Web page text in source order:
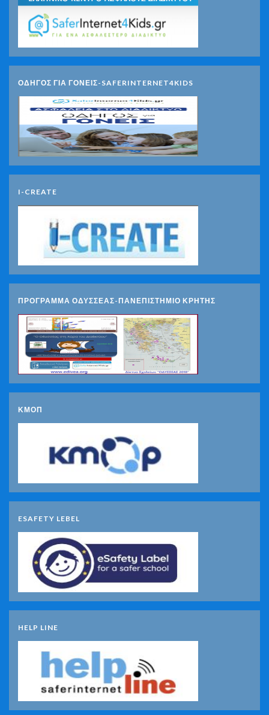
ΟΔΗΓΟΣ ΓΙΑ ΓΟΝΕΙΣ-SAFERINTERNET4KIDS
I-CREATE
ΠΡΟΓΡΑΜΜΑ ΟΔΥΣΣΕΑΣ-ΠΑΝΕΠΙΣΤΗΜΙΟ ΚΡΗΤΗΣ
ΚΜΟΠ
ESAFETY LEBEL
HELP LINE